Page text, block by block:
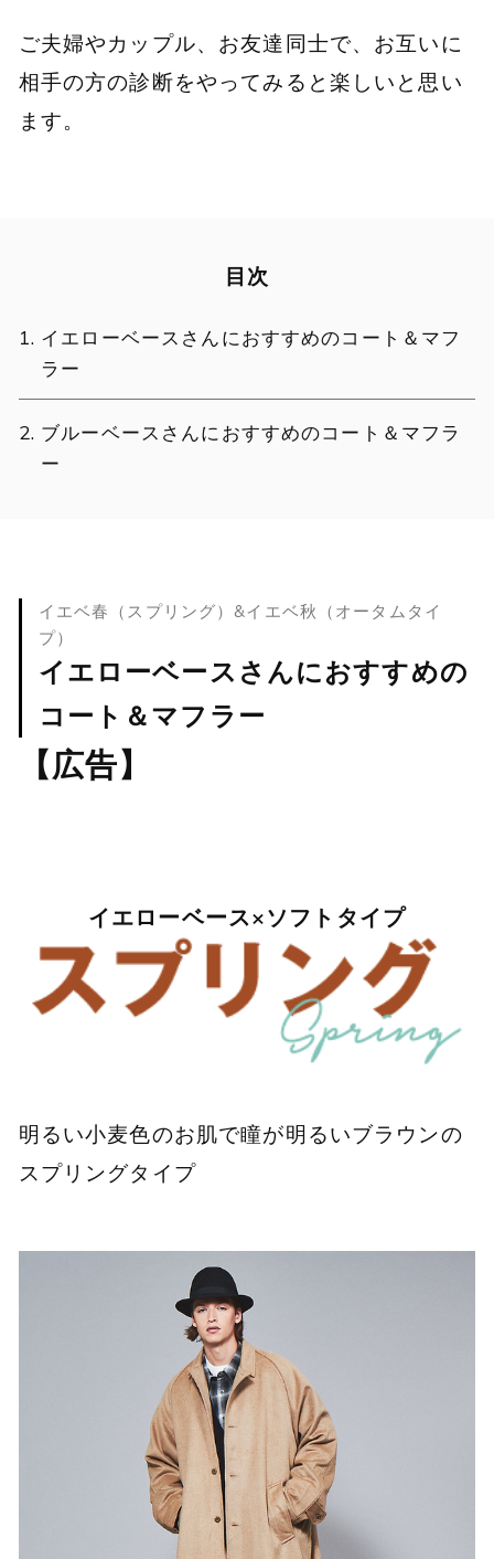
ご夫婦やカップル、お友達同士で、お互いに
相手の方の診断をやってみると楽しいと思い
ます。
目次
イエローベースさんにおすすめのコート＆マフ
ラー
ブルーベースさんにおすすめのコート＆マフラ
ー
イエベ春（スプリング）&イエベ秋（オータムタイ
プ）
イエローベースさんにおすすめの
コート＆マフラー
【広告】
イエローベース×ソフトタイプ
明るい小麦色のお肌で瞳が明るいブラウンの
スプリングタイプ